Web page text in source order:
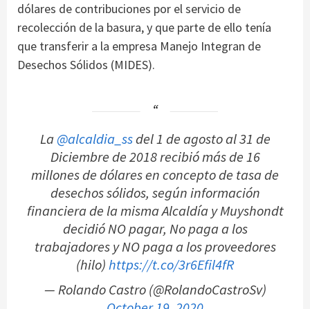
dólares de contribuciones por el servicio de
recolección de la basura, y que parte de ello tenía
que transferir a la empresa Manejo Integran de
Desechos Sólidos (MIDES).
La @alcaldia_ssdel 1 de agosto al 31 de
Diciembre de 2018 recibió más de 16
millones de dólares en concepto de tasa de
desechos sólidos, según información
financiera de la misma Alcaldía y Muyshondt
decidió NO pagar, No paga a los
trabajadores y NO paga a los proveedores
(hilo)https://t.co/3r6Efil4fR
— Rolando Castro (@RolandoCastroSv)